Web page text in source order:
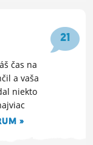
21
čas na
a vaša
niekto
»